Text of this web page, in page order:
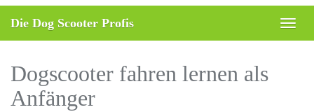
Toggle
Die Dog Scooter Profis
Dogscooter fahren lernen als
Anfänger